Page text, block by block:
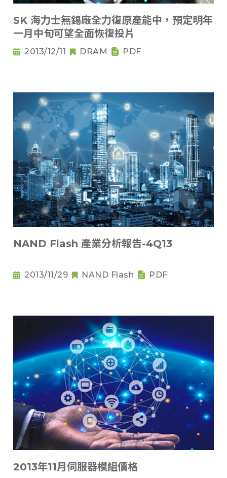
SK 海力士無錫廠全力復原產能中，預定明年
一月中旬可望全面恢復投片
2013/12/11 DRAM PDF
NAND Flash 產業分析報告-4Q13
2013/11/29 NAND Flash PDF
2013年11月伺服器模組價格